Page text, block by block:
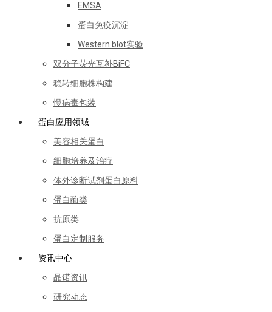
EMSA
蛋白免疫沉淀
Western blot实验
双分子荧光互补BiFC
稳转细胞株构建
慢病毒包装
蛋白应用领域
美容相关蛋白
细胞培养及治疗
体外诊断试剂蛋白原料
蛋白酶类
抗原类
蛋白定制服务
资讯中心
晶诺资讯
研究动态